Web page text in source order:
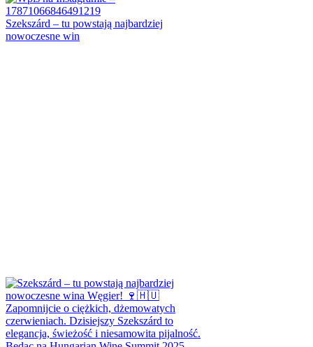
Szekszárd – tu powstają najbardziej
nowoczesne win